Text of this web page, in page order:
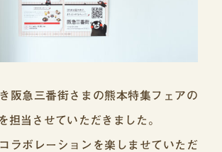
阪急三番街さまの熊本特集フェアの
担当させていただきました。
ラボレーションを楽しませていただ